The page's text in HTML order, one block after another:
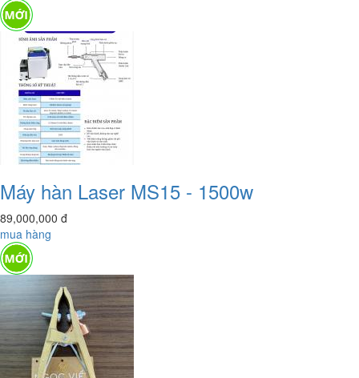
Máy hàn Laser MS15 - 1500w
89,000,000 đ
mua hàng